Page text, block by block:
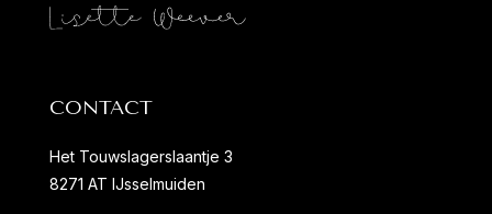
CONTACT
Het Touwslagerslaantje 3
8271 AT IJsselmuiden